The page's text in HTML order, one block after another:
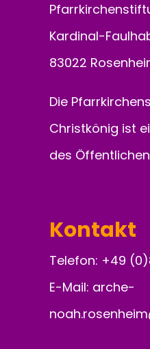
Kardinal-
83022
Die
Christkönig ist
des
Kontakt
Telefon: +49
E-Mail: arche-